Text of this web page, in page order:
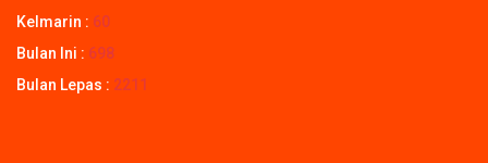
Kelmarin : 60
Bulan Ini : 698
Bulan Lepas : 2211